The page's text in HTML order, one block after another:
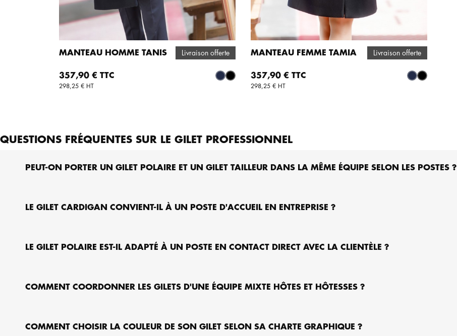
AJOUTER AU PANIER
MANTEAU HOMME TANIS Livraison offerte
Prix
357,90 € TTC
298,25 € HT
Marine
Noir
AJOUTER AU PANIER
MANTEAU FEMME TAMIA Livraison offerte
Prix
357,90 € TTC
298,25 € HT
Marine
Noir
QUESTIONS FRÉQUENTES SUR LE GILET PROFESSIONNEL
PEUT-ON PORTER UN GILET POLAIRE ET UN GILET TAILLEUR DANS LA MÊME ÉQUIPE SELON LES POSTES ?
LE GILET CARDIGAN CONVIENT-IL À UN POSTE D'ACCUEIL EN ENTREPRISE ?
LE GILET POLAIRE EST-IL ADAPTÉ À UN POSTE EN CONTACT DIRECT AVEC LA CLIENTÈLE ?
COMMENT COORDONNER LES GILETS D'UNE ÉQUIPE MIXTE HÔTES ET HÔTESSES ?
COMMENT CHOISIR LA COULEUR DE SON GILET SELON SA CHARTE GRAPHIQUE ?